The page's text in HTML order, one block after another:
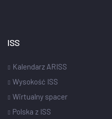
ISS
Kalendarz ARISS
Wysokość ISS
Wirtualny spacer
Polska z ISS